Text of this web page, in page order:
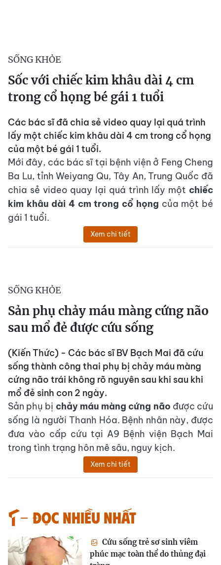
SỐNG KHỎE
Sốc với chiếc kim khâu dài 4 cm
trong cổ họng bé gái 1 tuổi
Các bác sĩ đã chia sẻ video quay lại quá trình
lấy một chiếc kim khâu dài 4 cm trong cổ họng
của một bé gái 1 tuổi.
Mới đây, các bác sĩ tại bệnh viện ở Feng Cheng
Ba Lu, tỉnh Weiyang Qu, Tây An, Trung Quốc đã
chia sẻ video quay lại quá trình lấy một chiếc
kim khâu dài 4 cm trong cổ họng của một bé
gái 1 tuổi.
Xem chi tiết
SỐNG KHỎE
Sản phụ chảy máu màng cứng não
sau mổ đẻ được cứu sống
(Kiến Thức) - Các bác sĩ BV Bạch Mai đã cứu
sống thành công thai phụ bị chảy máu màng
cứng não trái không rõ nguyên sau khi sau khi
mổ đẻ sinh con 2 ngày.
Sản phụ bị chảy máu màng cứng não được cứu
sống là người Thanh Hóa. Bệnh nhân này, được
đưa vào cấp cứu tại A9 Bệnh viện Bạch Mai
trong tình trạng hôn mê sâu, nguy kịch.
Xem chi tiết
Đọc nhiều nhất
Cứu sống trẻ sơ sinh viêm
phúc mạc toàn thể do thủng đại